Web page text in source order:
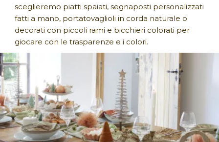
sceglieremo piatti spaiati, segnaposti personalizzati
fatti a mano, portatovaglioli in corda naturale o
decorati con piccoli rami e bicchieri colorati per
giocare con le trasparenze e i colori.